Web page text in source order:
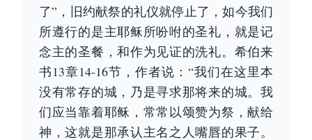
了”，旧约献祭的礼仪就停止了，如今我们
所遵行的是主耶稣所吩咐的圣礼，就是记
念主的圣餐，和作为见证的洗礼。希伯来
书13章14-16节，作者说：“我们在这里本
没有常存的城，乃是寻求那将来的城。我
们应当靠着耶稣，常常以颂赞为祭，献给
神，这就是那承认主名之人嘴唇的果子。